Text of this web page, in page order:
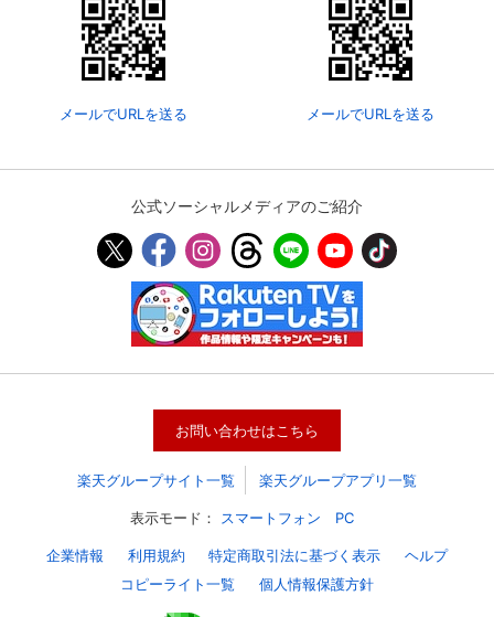
基本情報、本人連絡先、パスワード 、クレ
メールでURLを送る メールでURLを送る
公式ソーシャルメディアのご紹介
お問い合わせはこちら
楽天グループサイト一覧 楽天グループアプリ一覧
表示モード： スマートフォン PC
企業情報 利用規約 特定商取引法に基づく表示
ヘルプ
コピーライト一覧
個人情報保護方針